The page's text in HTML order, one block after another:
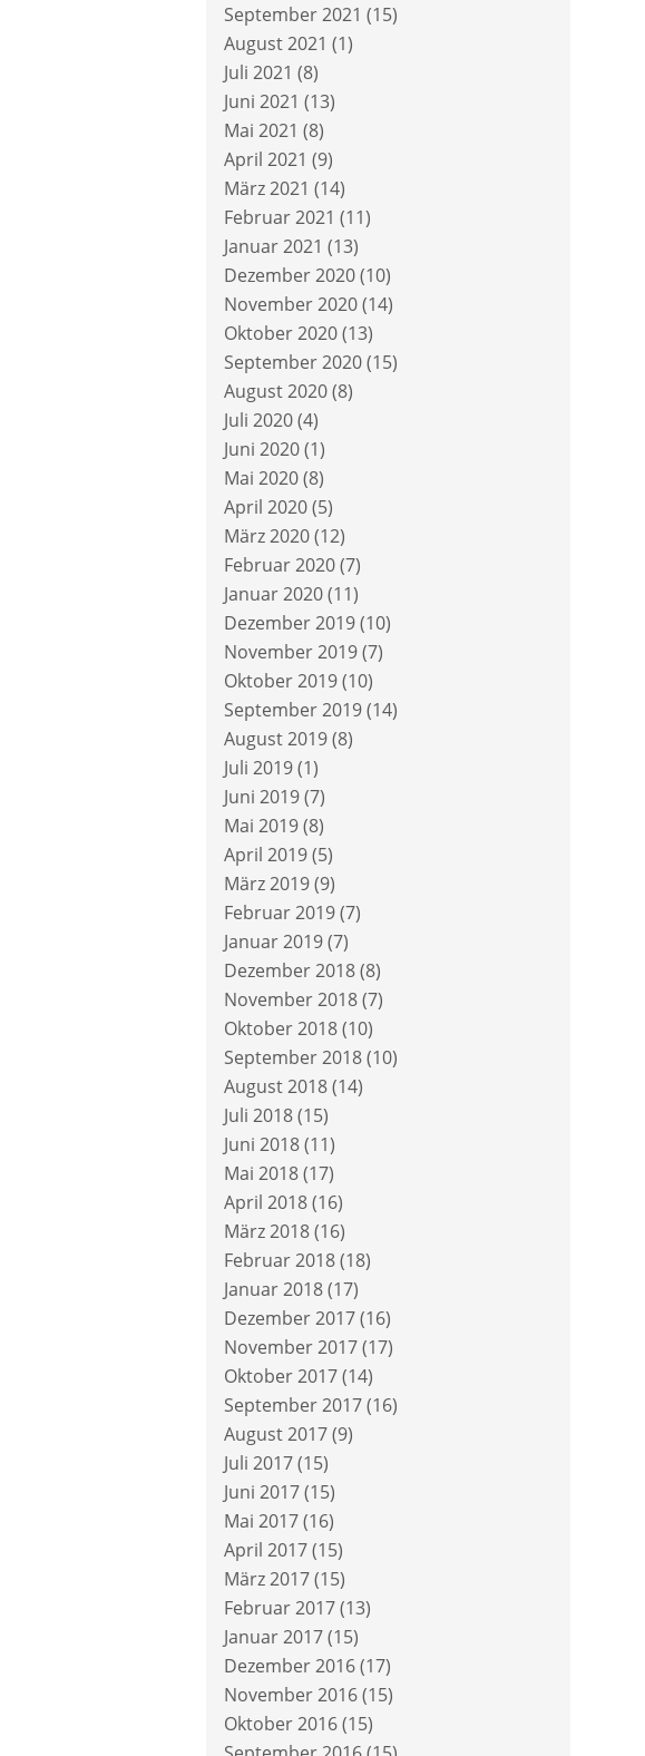
September 2021 (15)
August 2021 (1)
Juli 2021 (8)
Juni 2021 (13)
Mai 2021 (8)
April 2021 (9)
März 2021 (14)
Februar 2021 (11)
Januar 2021 (13)
Dezember 2020(10)
November 2020(14)
Oktober 2020(13)
September 2020(15)
August 2020(8)
Juli 2020(4)
Juni 2020(1)
Mai 2020(8)
April 2020(5)
März 2020(12)
Februar 2020(7)
Januar 2020(11)
Dezember 2019(10)
November 2019(7)
Oktober 2019(10)
September 2019(14)
August 2019(8)
Juli 2019(1)
Juni 2019(7)
Mai 2019(8)
April 2019(5)
März 2019(9)
Februar 2019(7)
Januar 2019(7)
Dezember 2018(8)
November 2018(7)
Oktober 2018(10)
September 2018(10)
August 2018(14)
Juli 2018(15)
Juni 2018(11)
Mai 2018(17)
April 2018(16)
März 2018(16)
Februar 2018(18)
Januar 2018(17)
Dezember 2017(16)
November 2017(17)
Oktober 2017(14)
September 2017(16)
August 2017(9)
Juli 2017(15)
Juni 2017(15)
Mai 2017(16)
April 2017(15)
März 2017(15)
Februar 2017(13)
Januar 2017(15)
Dezember 2016(17)
November 2016(15)
Oktober 2016(15)